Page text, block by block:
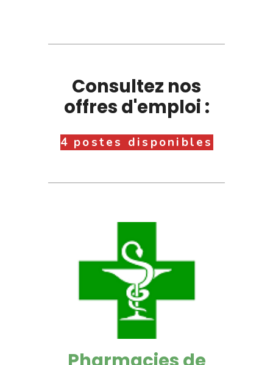
Consultez nos
offres d'emploi :
4 postes disponibles